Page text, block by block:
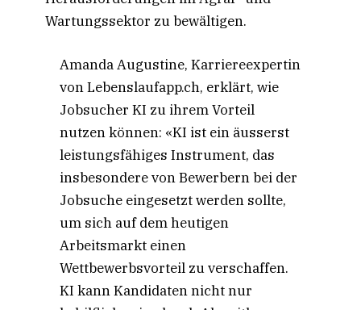
Wartungssektor zu bewältigen.
Amanda Augustine, Karriereexpertin
von Lebenslaufapp.ch, erklärt, wie
Jobsucher KI zu ihrem Vorteil
nutzen können: «KI ist ein äusserst
leistungsfähiges Instrument, das
insbesondere von Bewerbern bei der
Jobsuche eingesetzt werden sollte,
um sich auf dem heutigen
Arbeitsmarkt einen
Wettbewerbsvorteil zu verschaffen.
KI kann Kandidaten nicht nur